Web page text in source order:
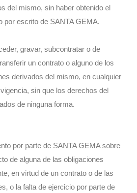
del mismo, sin haber obtenido el
por escrito de SANTA GEMA.
gravar, subcontratar o de
un contrato o alguno de los
derivados del mismo, en cualquier
sin que los derechos del
de ninguna forma.
por parte de SANTA GEMA sobre
de alguna de las obligaciones
en virtud de un contrato o de las
o la falta de ejercicio por parte de